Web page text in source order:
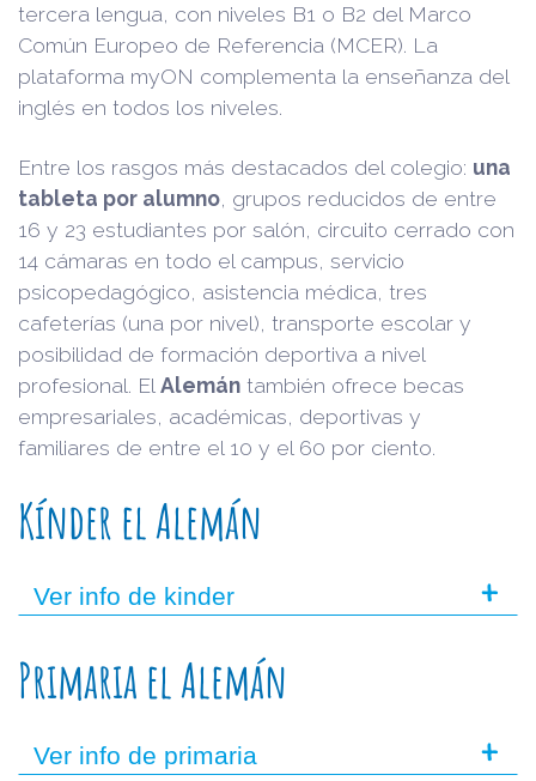
tercera lengua, con niveles B1 o B2 del Marco
Común Europeo de Referencia (MCER). La
plataforma myON complementa la enseñanza del
inglés en todos los niveles.
Entre los rasgos más destacados del colegio: una
tableta por alumno , grupos reducidos de entre
16 y 23 estudiantes por salón, circuito cerrado con
14 cámaras en todo el campus, servicio
psicopedagógico, asistencia médica, tres
cafeterías (una por nivel), transporte escolar y
posibilidad de formación deportiva a nivel
profesional. El Alemán también ofrece becas
empresariales, académicas, deportivas y
familiares de entre el 10 y el 60 por ciento.
Kínder el Alemán
Ver info de kinder +
Primaria el Alemán
Ver info de primaria +